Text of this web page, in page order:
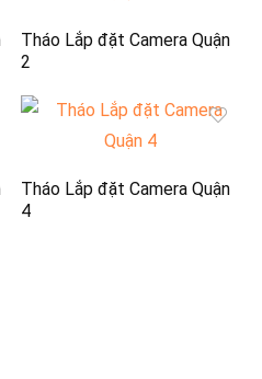
Tháo Lắp đặt Camera Quận
2
Tháo Lắp đặt Camera Quận
4